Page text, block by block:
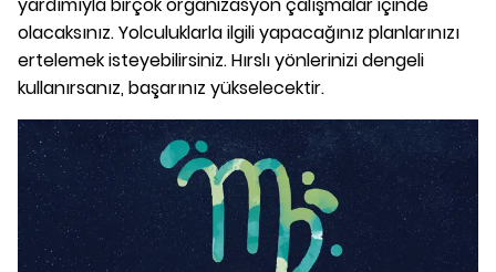
olacaksınız. Yolculuklarla ilgili yapacağınız planlarınızı
ertelemek isteyebilirsiniz. Hırslı yönlerinizi dengeli
kullanırsanız, başarınız yükselecektir.